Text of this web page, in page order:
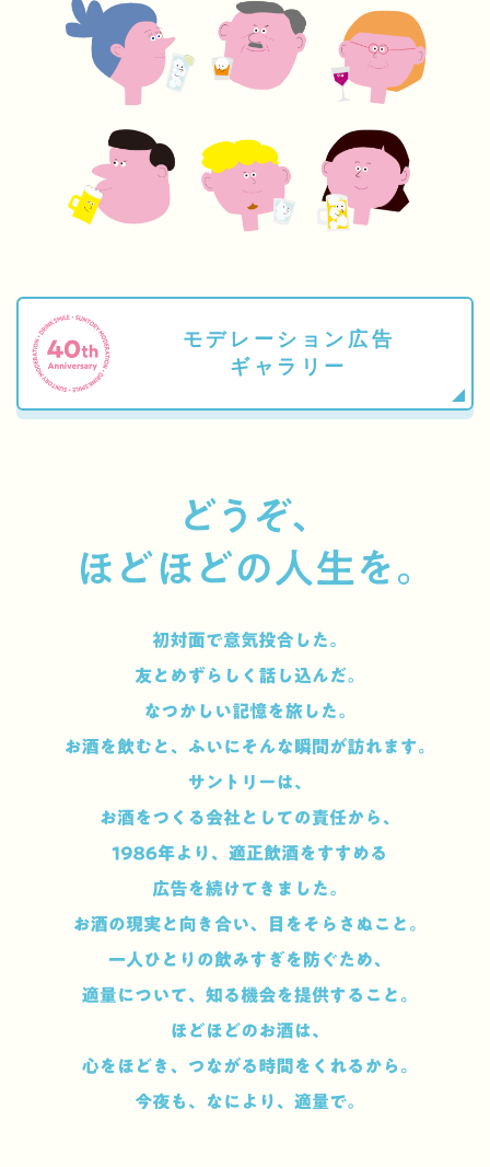
モデレーション広告
ギャラリー